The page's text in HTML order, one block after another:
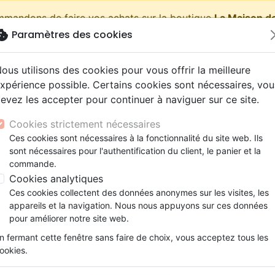
de faire vos achats sur la boutiqueLa Maison
Testaments
Etude biblique
NEG
Darby
Bandes dessinées
Santé
Ethique, société, politique
Couple
Découverte de la foi
Psychologie
Apologétique
ans
Adolescents, jeunes
Latino, Folk
Soul
Rap, Hip-hop
Hardrock, Métal
Pop, Rock
animés
conférences
Films, fiction
Jeux
12 à 15 ans Histoires Eustache - Dans
Eustache
Dans l'ombre de l'homme en noir
Auteur :Helene Guyot
RéférenceMB3385 EAN 9782826033851
Description Détails du produit
Paramètres des cookies
utilisons des cookies pour vous offrir la meilleure
possible. Certains cookies sont nécessaires,
les accepter pour continuer à naviguer sur ce site.
Cookies strictement nécessaires
Ces cookies sont nécessaires à la fonctionnalité du site web. Ils
sont nécessaires pour l'authentification du client, le panier et la
commande.
Cookies analytiques
Ces cookies collectent des données anonymes sur les visites, les
appareils et la navigation. Nous nous appuyons sur ces données
pour améliorer notre site web.
fermant cette fenêtre sans faire de choix, vous acceptez tous les